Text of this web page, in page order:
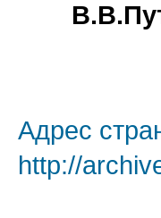
Адрес
http://